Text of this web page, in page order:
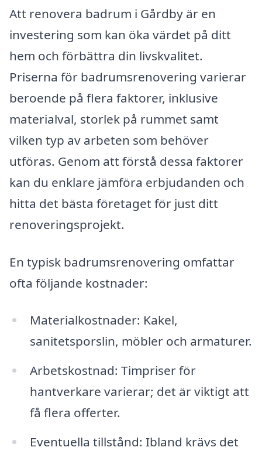
Att renovera badrum i Gårdby är en
investering som kan öka värdet på ditt
hem och förbättra din livskvalitet.
Priserna för badrumsrenovering varierar
beroende på flera faktorer, inklusive
materialval, storlek på rummet samt
vilken typ av arbeten som behöver
utföras. Genom att förstå dessa faktorer
kan du enklare jämföra erbjudanden och
hitta det bästa företaget för just ditt
renoveringsprojekt.
En typisk badrumsrenovering omfattar
ofta följande kostnader:
Materialkostnader: Kakel,
sanitetsporslin, möbler och armaturer.
Arbetskostnad: Timpriser för
hantverkare varierar; det är viktigt att
få flera offerter.
Eventuella tillstånd: Ibland krävs det